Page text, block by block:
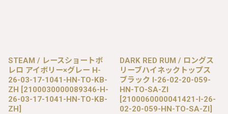
STEAM / レースショートボ
レロ アイボリー×グレー H-
26-03-17-1041-HN-TO-KB-
ZH [2100030000089346-H-
26-03-17-1041-HN-TO-KB-
ZH]
DARK RED RUM / ロングス
リーブハイネックトップス
ブラック I-26-02-20-059-
HN-TO-SA-ZI
[2100060000041421-I-26-
02-20-059-HN-TO-SA-ZI]